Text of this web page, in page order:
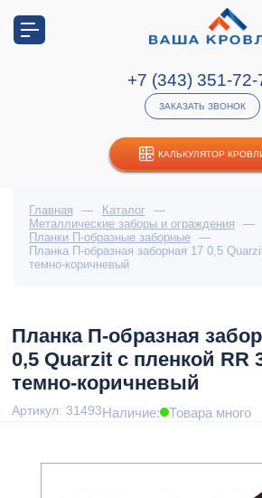
КАЛЬКУЛЯТОР
+7 (343) 351-72-
ЗАКАЗАТЬ ЗВОНОК
Главная — Каталог
—
Металлические заборы и ограждения
—
Планки П-образные заборные
—
Планка П-образная заборная 17 0,5
темно-коричневый
Планка П-образная
0,5 Quarzit с пленкой RR
темно-коричневый
Артикул: 31493Наличие: Товара много